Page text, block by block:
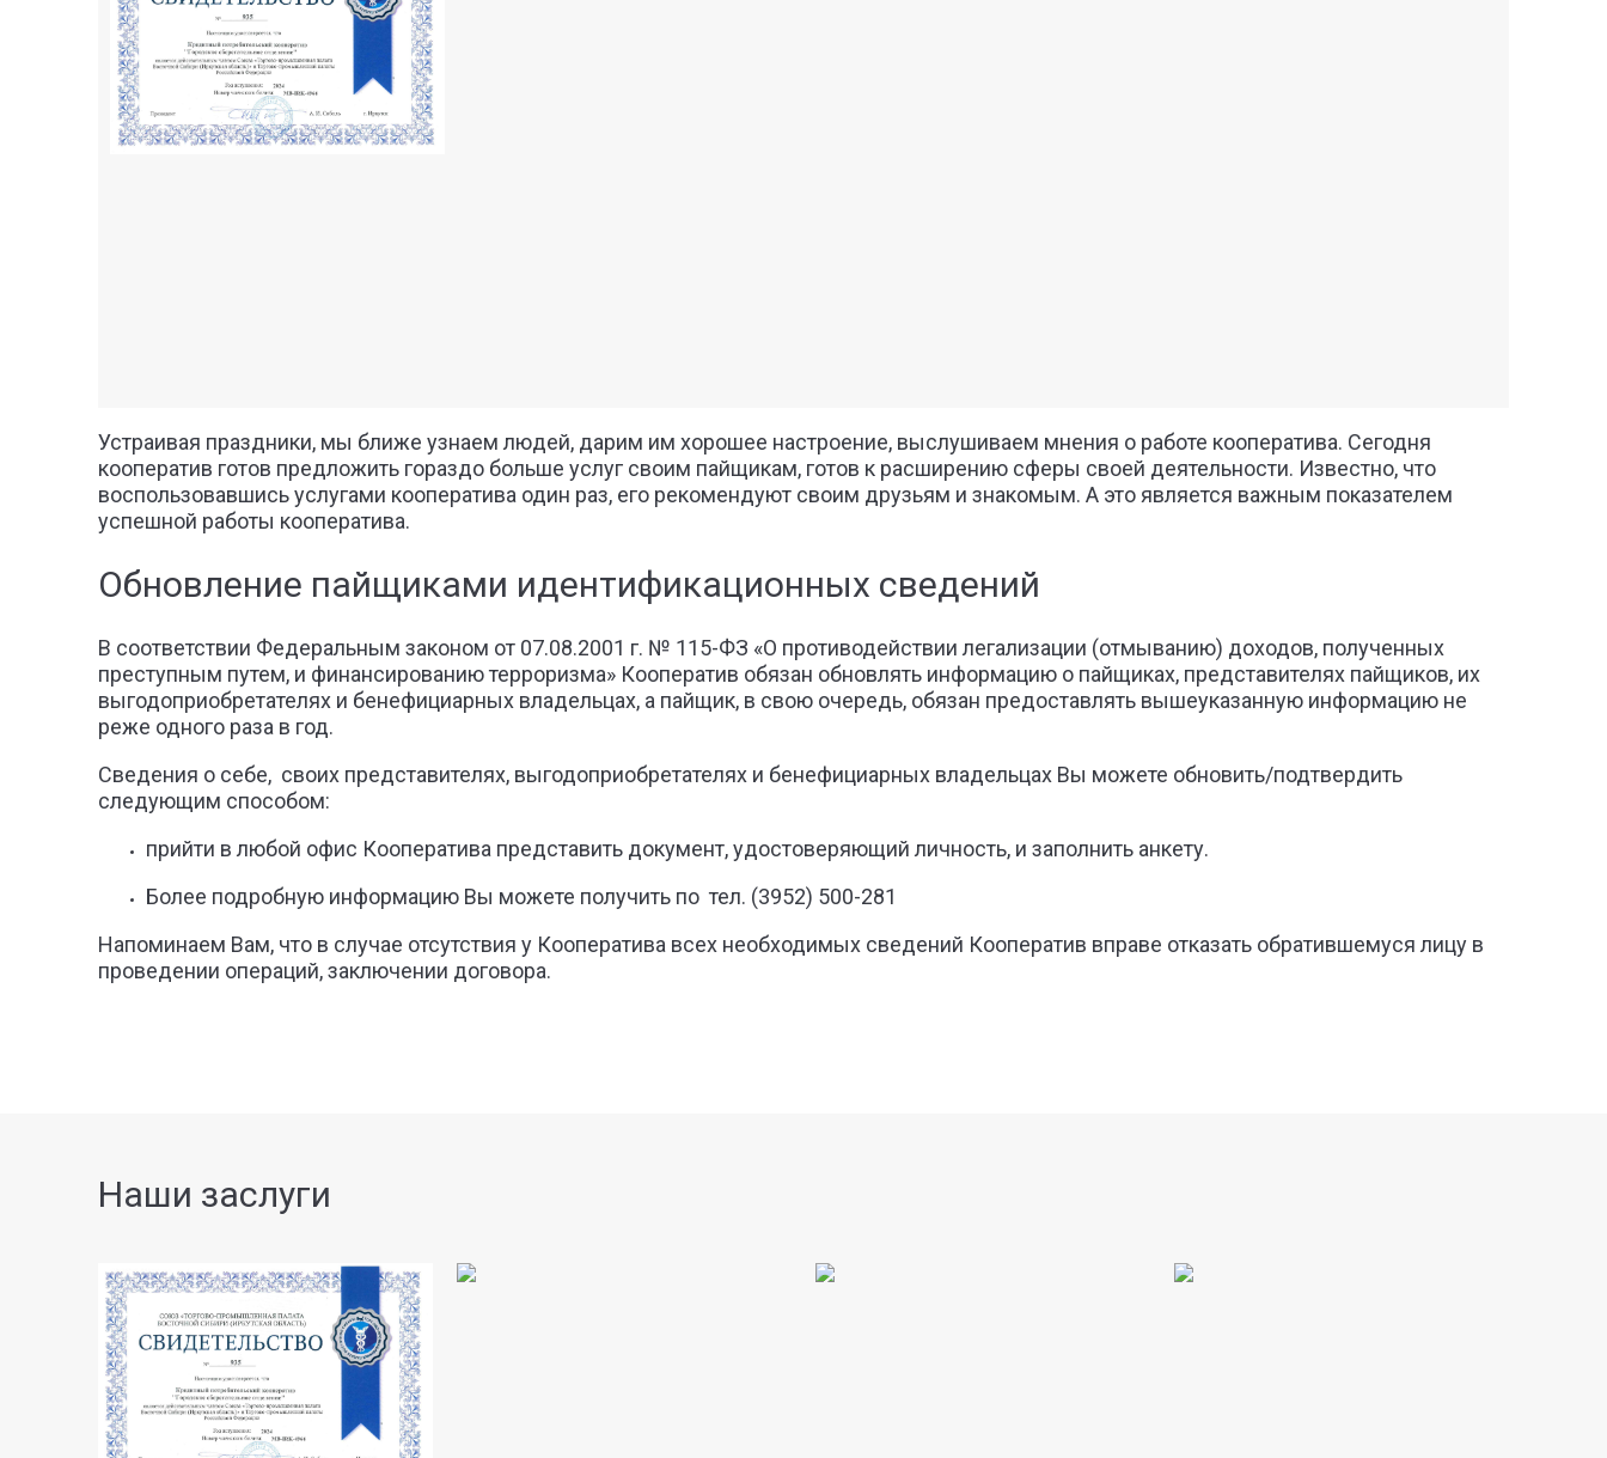
Устраивая праздники, мы ближе узнаем людей, дарим им хорошее настроение, выслушиваем мнения о работе кооператива. Сегодня
кооператив готов предложить гораздо больше услуг своим пайщикам, готов к расширению сферы своей деятельности. Известно, что
воспользовавшись услугами кооператива один раз, его рекомендуют своим друзьям и знакомым. А это является важным показателем
успешной работы кооператива.
Обновление пайщиками идентификационных сведений
В соответствии Федеральным законом от 07.08.2001 г. № 115-ФЗ «О противодействии легализации (отмыванию) доходов, полученных
преступным путем, и финансированию терроризма» Кооператив обязан обновлять информацию о пайщиках, представителях пайщиков, их
выгодоприобретателях и бенефициарных владельцах, а пайщик, в свою очередь, обязан предоставлять вышеуказанную информацию не
реже одного раза в год.
Сведения о себе, своих представителях, выгодоприобретателях и бенефициарных владельцах Вы можете обновить/подтвердить
следующим способом:
прийти в любой офис Кооператива представить документ, удостоверяющий личность, и заполнить анкету.
Более подробную информацию Вы можете получить по тел. (3952) 500-281
Напоминаем Вам, что в случае отсутствия у Кооператива всех необходимых сведений Кооператив вправе отказать обратившемуся лицу в
проведении операций, заключении договора.
Наши заслуги